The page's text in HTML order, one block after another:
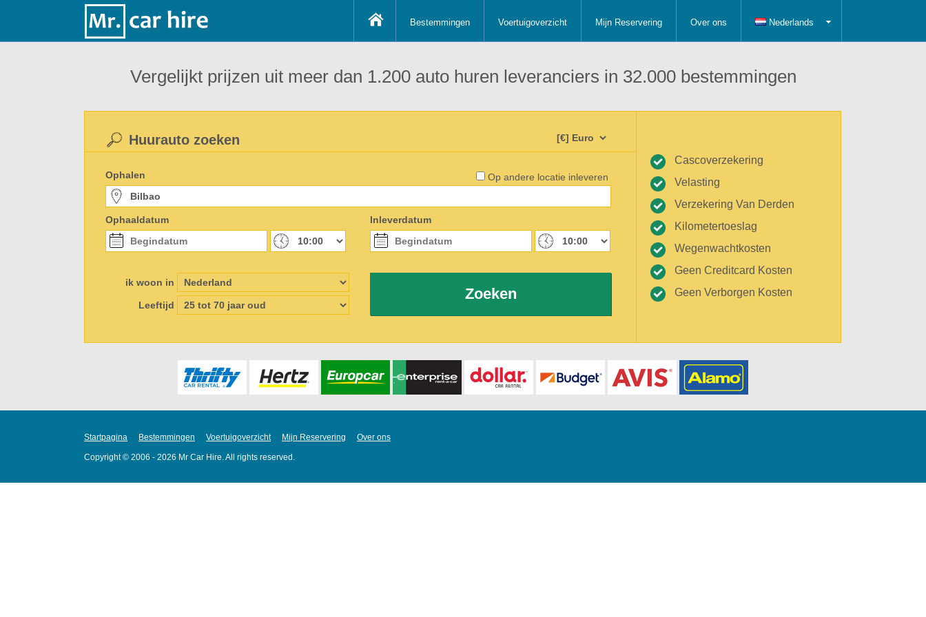
Bestemmingen Voertuigoverzicht Mijn Reservering Over ons Nederlands
Vergelijkt prijzen uit meer dan 1.200 auto huren leveranciers in 32.000 bestemmingen
Op andere locatie inleveren
Huurauto zoeken
Ophalen
Ophaaldatum Inleverdatum
ik woon in
Leeftijd
Zoeken
Cascoverzekering
Velasting
Verzekering Van Derden
Kilometertoeslag
Wegenwachtkosten
Geen Creditcard Kosten
Geen Verborgen Kosten
Startpagina Bestemmingen Voertuigoverzicht Mijn Reservering Over ons
Copyright © 2006 - 2026 Mr Car Hire. All rights reserved.